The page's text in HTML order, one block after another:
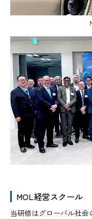
MOL経営スクール
当研修はグローバル社